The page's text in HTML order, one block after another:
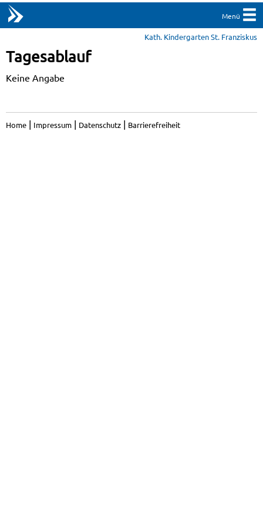
Menü
Kath. Kindergarten St. Franziskus
Tagesablauf
Keine Angabe
Home | Impressum | Datenschutz | Barrierefreiheit